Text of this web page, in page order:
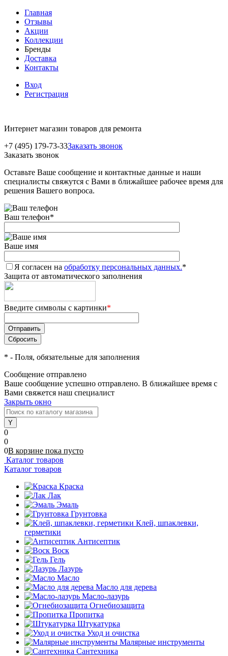
Главная
Отзывы
Акции
Коллекции
Бренды
Доставка
Контакты
Вход
Регистрация
Интернет магазин товаров для ремонта
+7 (495) 179-73-33Заказать звонок
Заказать звонок
Оставьте Ваше сообщение и контактные данные и наши
специалисты свяжутся с Вами в ближайшее рабочее время для
решения Вашего вопроса.
Ваш телефон*
Ваше имя
Я согласен на обработку персональных данных.*
Защита от автоматического заполнения
Введите символы с картинки*
* - Поля, обязательные для заполнения
Сообщение отправлено
Ваше сообщение успешно отправлено. В ближайшее время с
Вами свяжется наш специалист
Закрыть окно
0
0
0В корзине пока пусто
Каталог товаров
Каталог товаров
Краска
Лак
Эмаль
Грунтовка
Клей, шпаклевки,
герметики
Антисептик
Воск
Гель
Лазурь
Масло
Масло для дерева
Масло-лазурь
Огнебиозащита
Пропитка
Штукатурка
Уход и очистка
Малярные инструменты
Сантехника